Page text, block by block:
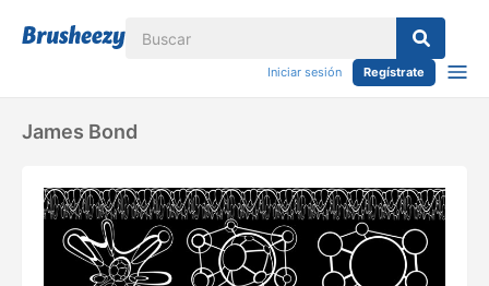
Iniciar sesión Regístrate
James Bond